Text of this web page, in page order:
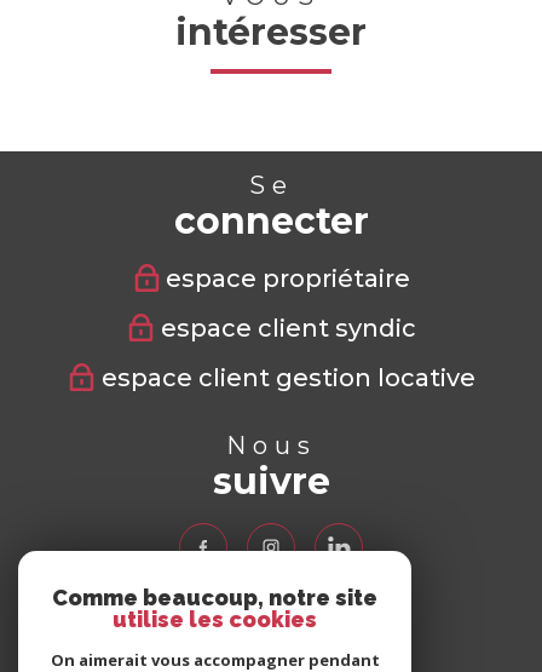
intéresser
Se
connecter
espace propriétaire
espace client syndic
espace client gestion locative
Nous
suivre
Nous
adhérons
Comme beaucoup, notre site
utilise les cookies
On aimerait vous accompagner pendant